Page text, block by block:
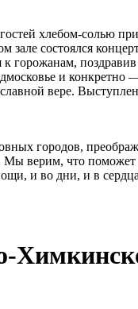
хлебом-солью
состоялся
горожанам,
и
вере.
городов,
Мы верим, что
и во дни, и в